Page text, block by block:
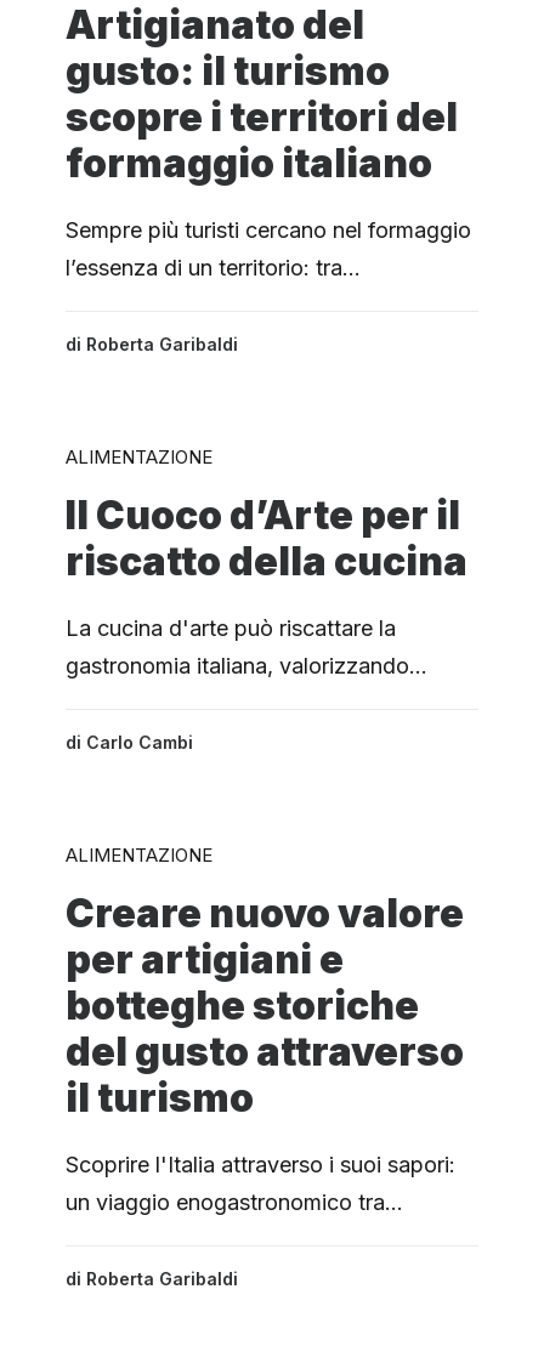
Artigianato del
gusto: il turismo
scopre i territori del
formaggio italiano
Sempre più turisti cercano nel formaggio
l’essenza di un territorio: tra…
di Roberta Garibaldi
ALIMENTAZIONE
Il Cuoco d’Arte per il
riscatto della cucina
La cucina d'arte può riscattare la
gastronomia italiana, valorizzando…
di Carlo Cambi
ALIMENTAZIONE
Creare nuovo valore
per artigiani e
botteghe storiche
del gusto attraverso
il turismo
Scoprire l'Italia attraverso i suoi sapori:
un viaggio enogastronomico tra…
di Roberta Garibaldi